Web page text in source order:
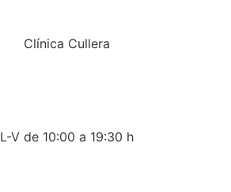
Clínica Cullera
L-V de 10:00 a 19:30 h